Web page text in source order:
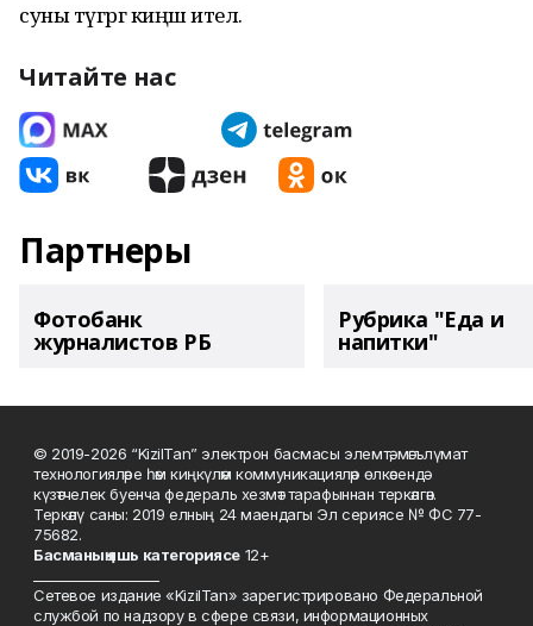
суны түгәргә киңәш ителә.
Читайте нас
Партнеры
Фотобанк
журналистов РБ
Рубрика "Еда и
напитки"
© 2019-2026 “KizilTan” электрон басмасы элемтә, мәгълүмат
технологияләре һәм киңкүләм коммуникацияләр өлкәсендә
күзәтчелек буенча федераль хезмәт тарафыннан теркәлгән.
Теркәлү саны: 2019 елның 24 маендагы Эл сериясе № ФС 77-
75682.
Басманың яшь категориясе12+
Сетевое издание «KizilTan» зарегистрировано Федеральной
службой по надзору в сфере связи, информационных